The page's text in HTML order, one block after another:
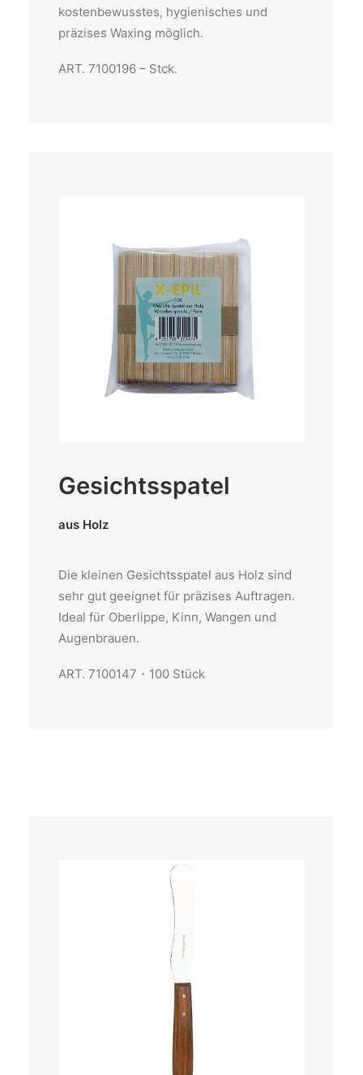
kostenbewusstes, hygienisches und
präzises Waxing möglich.
ART. 7100196 – Stck.
Gesichtsspatel
aus Holz
Die kleinen Gesichtsspatel aus Holz sind
sehr gut geeignet für präzises Auftragen.
Ideal für Oberlippe, Kinn, Wangen und
Augenbrauen.
ART. 7100147・100 Stück